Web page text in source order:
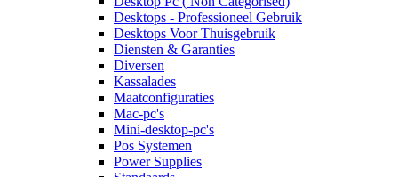
Desktops - Professioneel Gebruik
Desktops Voor Thuisgebruik
Diensten & Garanties
Diversen
Kassalades
Maatconfiguraties
Mac-pc's
Mini-desktop-pc's
Pos Systemen
Power Supplies